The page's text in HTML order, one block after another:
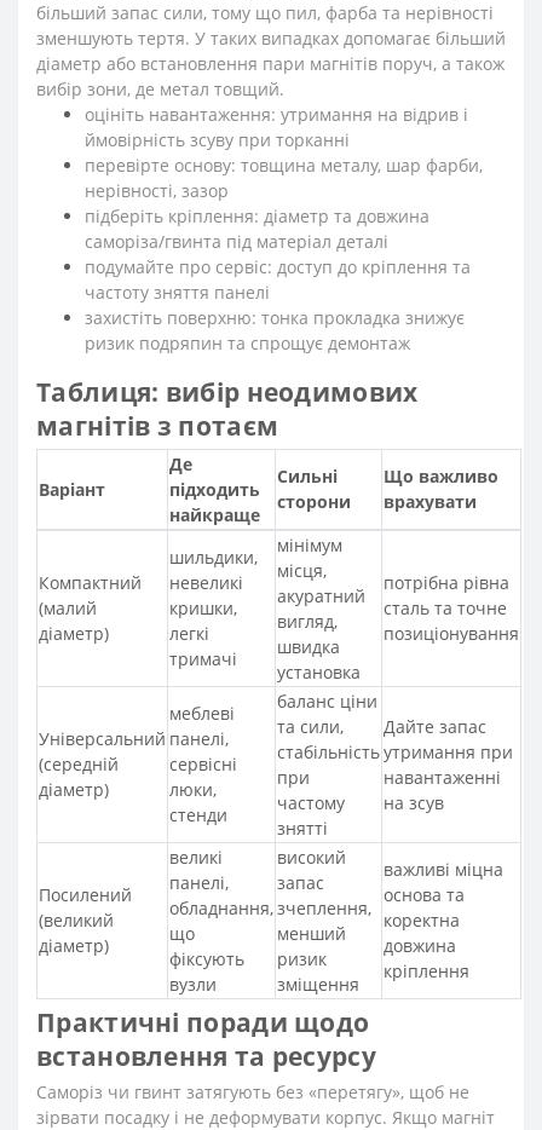
більший запас сили, тому що пил, фарба та нерівності
зменшують тертя. У таких випадках допомагає більший
діаметр або встановлення пари магнітів поруч, а також
вибір зони, де метал товщий.
оцініть навантаження: утримання на відрив і
ймовірність зсуву при торканні
перевірте основу: товщина металу, шар фарби,
нерівності, зазор
підберіть кріплення: діаметр та довжина
саморіза/гвинта під матеріал деталі
подумайте про сервіс: доступ до кріплення та
частоту зняття панелі
захистіть поверхню: тонка прокладка знижує
ризик подряпин та спрощує демонтаж
Таблиця: вибір неодимових
магнітів з потаєм
Варіант
Де
підходить
найкраще
Сильні
сторони
Що важливо
врахувати
Компактний
(малий
діаметр)
шильдики,
невеликі
кришки,
легкі
тримачі
мінімум
місця,
акуратний
вигляд,
швидка
установка
потрібна рівна
сталь та точне
позиціонування
Універсальний
(середній
діаметр)
меблеві
панелі,
сервісні
люки,
стенди
баланс ціни
та сили,
стабільність
при
частому
знятті
Дайте запас
утримання при
навантаженні
на зсув
Посилений
(великий
діаметр)
великі
панелі,
обладнання,
що
фіксують
вузли
високий
запас
зчеплення,
менший
ризик
зміщення
важливі міцна
основа та
коректна
довжина
кріплення
Практичні поради щодо
встановлення та ресурсу
Саморіз чи гвинт затягують без «перетягу», щоб не
зірвати посадку і не деформувати корпус. Якщо магніт